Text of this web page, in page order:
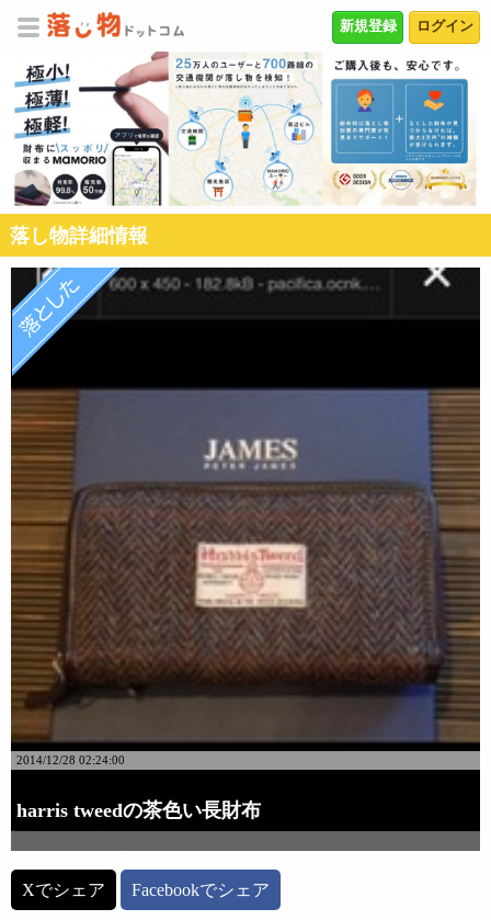
ログイン
新規登録
落し物詳細情報
2014/12/28 02:24:00
harris tweedの茶色い長財布
Xでシェア Facebookでシェア